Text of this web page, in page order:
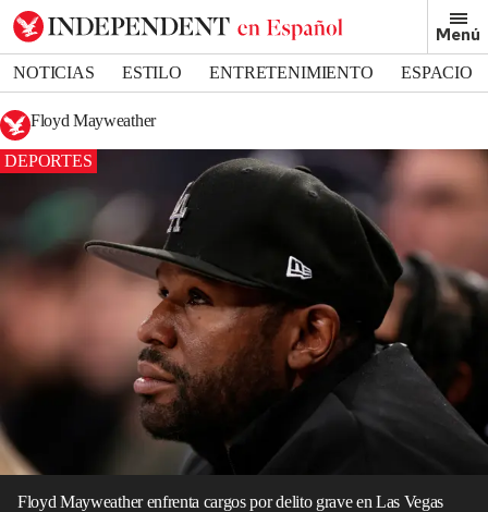
Menú
NOTICIAS ESTILO ENTRETENIMIENTO
ESPACIO
DEPORTES
Floyd Mayweather
DEPORTES
Floyd Mayweather enfrenta cargos por delito grave en Las Vegas